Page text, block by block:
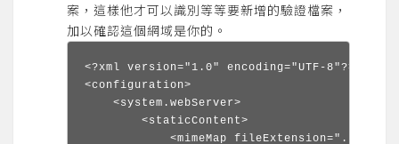
案，這樣他才可以識別等等要新增的驗證檔案，
加以確認這個網域是你的。
<?xml version="1.0" encoding="UTF-8"?>
<configuration>
    <system.webServer>
        <staticContent>
<mimeMap fileExtension="."